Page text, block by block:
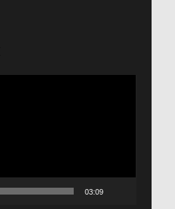
03:09